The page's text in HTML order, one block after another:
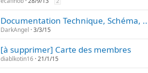
Documentation Technique, Schéma,
DarkAngel 3/3/15
[à supprimer] Carte des membres
diablkotin16 21/1/15